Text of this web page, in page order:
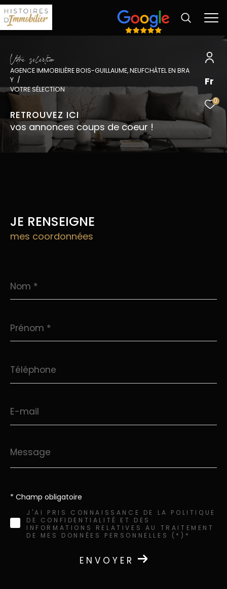
Fr
0
Vore séléctio
AGENCE IMMOBILIÈRE BOIS-GUILLAUME, NEUFCHÂTEL EN BRA
Y
VOTRE SÉLECTION
RETROUVEZ ICI
vos annonces coups de coeur !
JE RENSEIGNE
mes coordonnées
*
*
mail
*
J'AI PRIS CONNAISSANCE DE LA POLITIQUE
DE CONFIDENTIALITÉ ET DES
INFORMATIONS RELATIVES AU TRAITEMENT
DE MES DONNÉES PERSONNELLES (*)*
* Champ obligatoire
ENVOYER